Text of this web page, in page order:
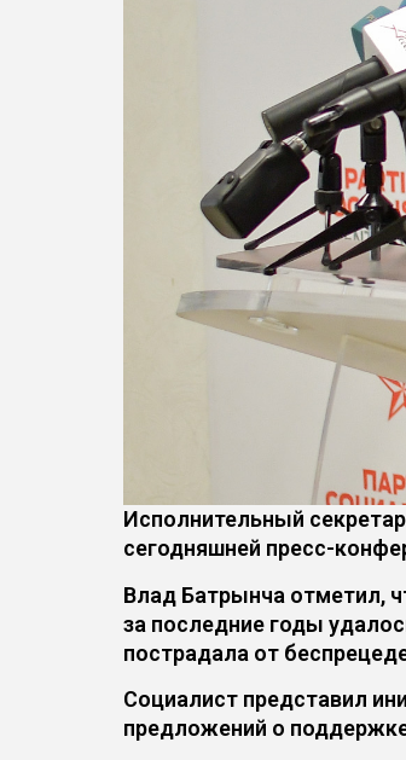
Исполнительный
сегодняшней пресс-
Влад Батрынча отметил,
за последние годы
пострадала от
Социалист представил
предложений о